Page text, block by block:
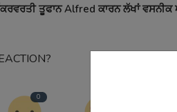
ਤੂਫਾਨ Alfred ਕਾਰਨ ਲੱਖਾਂ
0